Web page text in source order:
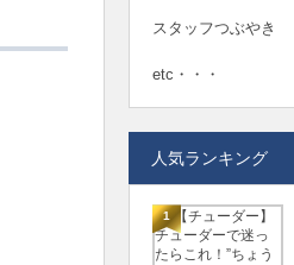
スタッフつぶやき
etc・・・
人気ランキング
1